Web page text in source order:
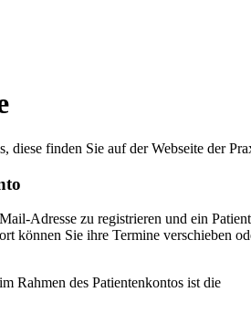
diese finden Sie auf der Webseite der
Adresse zu registrieren und ein
können Sie ihre Termine verschieben
Rahmen des Patientenkontos ist die